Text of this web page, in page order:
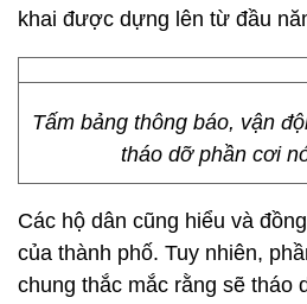
khai được dựng lên từ đầu
Tấm bảng thông báo, vận
tháo dỡ phần cơi
Các hộ dân cũng hiểu và
của thành phố. Tuy nhiên,
chung thắc mắc rằng sẽ tháo